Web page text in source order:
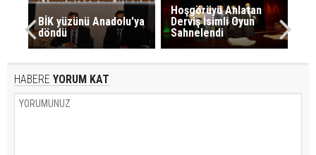
BİK yüzünü Anadolu'ya
döndü
Hoşgörüyü Anlatan
Derviş İsimli Oyun
Sahnelendi
HABERE YORUM KAT